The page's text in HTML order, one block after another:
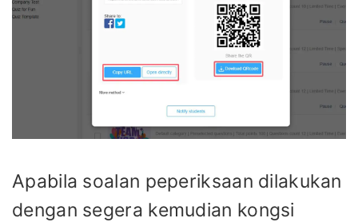
Apabila soalan peperiksaan dilakukan
dengan segera kemudian kongsi